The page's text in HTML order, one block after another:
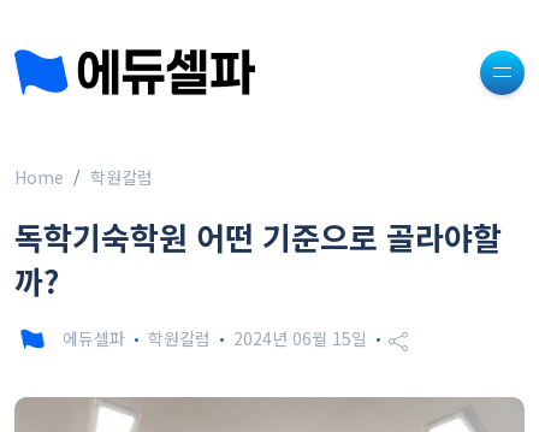
Home 학원칼럼
독학기숙학원 어떤 기준으로 골라야할
까?
에듀셀파 학원칼럼 2024년 06월 15일